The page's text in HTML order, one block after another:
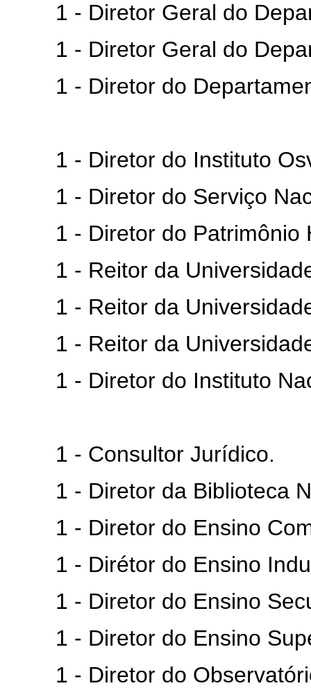
1 - Diretor Geral do
1 - Diretor Geral do
1 - Diretor do
1 - Diretor do Instituto
1 - Diretor do Serviço
1 - Diretor do Patrimônio
1 - Reitor da
1 - Reitor da
1 - Reitor da
1 - Diretor do Instituto
1 - Consultor Jurídico.
1 - Diretor da Biblioteca
1 - Diretor do Ensino
1 - Dirétor do Ensino
1 - Diretor do Ensino
1 - Diretor do Ensino
1 - Diretor do